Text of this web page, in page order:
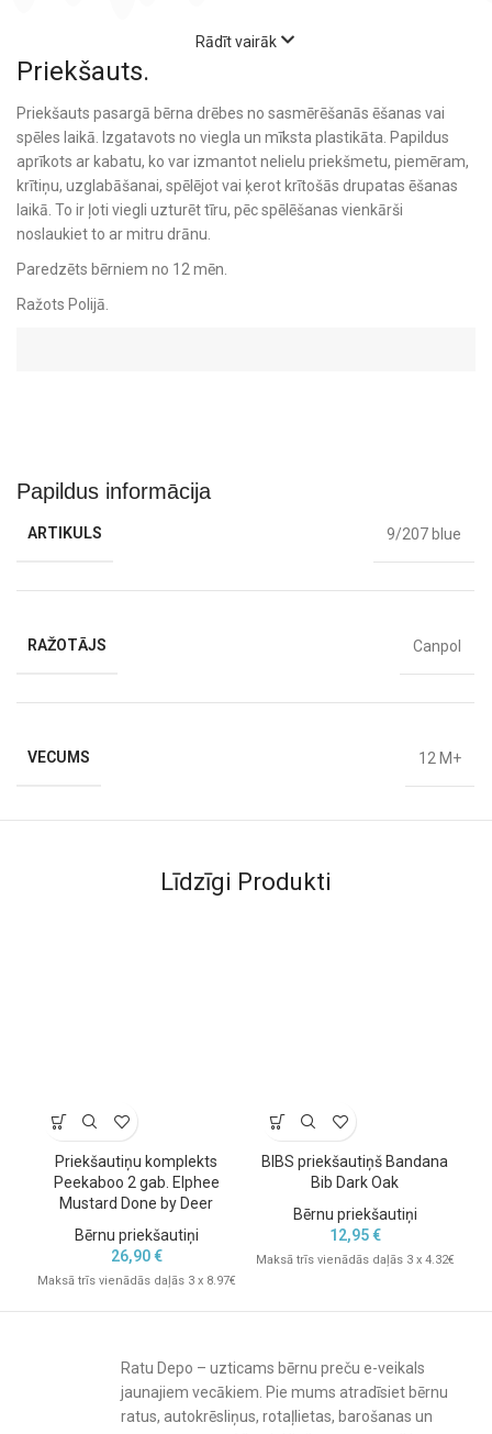
Priekšauts.
Priekšauts pasargā bērna drēbes no sasmērēšanās ēšanas vai
spēles laikā. Izgatavots no viegla un mīksta plastikāta. Papildus
aprīkots ar kabatu, ko var izmantot nelielu priekšmetu, piemēram,
krītiņu, uzglabāšanai, spēlējot vai ķerot krītošās drupatas ēšanas
laikā. To ir ļoti viegli uzturēt tīru, pēc spēlēšanas vienkārši
noslaukiet to ar mitru drānu.
Paredzēts bērniem no 12 mēn.
Ražots Polijā.
Rādīt vairāk
Papildus informācija
ARTIKULS 9/207 blue
RAŽOTĀJS Canpol
VECUMS 12 M+
Līdzīgi Produkti
Priekšautiņu komplekts
Peekaboo 2 gab. Elphee
Mustard Done by Deer
Bērnu priekšautiņi
26,90€
Maksā trīs vienādās daļās 3 x 8.97€
BIBS priekšautiņš Bandana
Bib Dark Oak
Bērnu priekšautiņi
12,95€
Maksā trīs vienādās daļās 3 x 4.32€
Ratu Depo – uzticams bērnu preču e-veikals
jaunajiem vecākiem. Pie mums atradīsiet bērnu
ratus, autokrēsliņus, rotaļlietas, barošanas un